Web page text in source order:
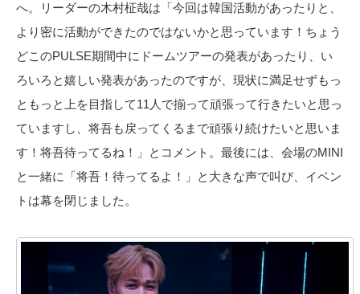
へ。リーダーの木村柾哉は「今回は韓国活動があったりと、
より密に活動ができたのではないかと思っています！ちょう
どこのPULSE期間中にドームツアーの発表があったり、い
ろいろと嬉しい発表があったのですが、現状に満足せずもっ
ともっと上を目指して11人で揃って頑張って行きたいと思っ
ていますし、将吾も戻ってくるまで頑張り続けたいと思いま
す！将吾待ってるね！」とコメント。最後には、会場のMINI
と一緒に「将吾！待ってるよ！」と大きな声で叫び、イベン
トは幕を閉じました。